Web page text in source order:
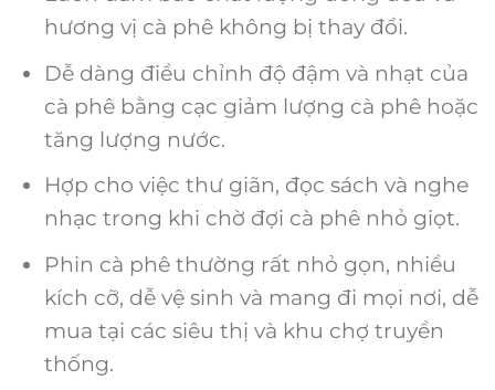
hương vị cà phê không bị thay đổi.
Dễ dàng điều chỉnh độ đậm và nhạt của
cà phê bằng cạc giảm lượng cà phê hoặc
tăng lượng nước.
Hợp cho việc thư giãn, đọc sách và nghe
nhạc trong khi chờ đợi cà phê nhỏ giọt.
Phin cà phê thường rất nhỏ gọn, nhiều
kích cỡ, dễ vệ sinh và mang đi mọi nơi, dễ
mua tại các siêu thị và khu chợ truyền
thống.